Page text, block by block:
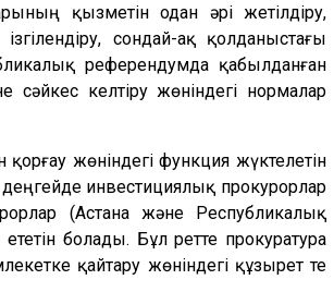
қызметін одан әрі жетілдіру,
сондай-ақ қолданыстағы
референдумда қабылданған
келтіру жөніндегі нормалар
жөніндегі функция жүктелетін
инвестициялық прокурорлар
(Астана және Республикалық
болады. Бұл ретте прокуратура
қайтару жөніндегі құзырет те